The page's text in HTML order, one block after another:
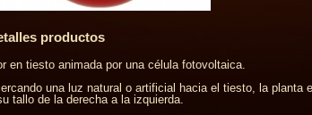
productos
en tiesto animada por una célula fotovoltaica.
una luz natural o artificial hacia el tiesto, la planta
tallo de la derecha a la izquierda.